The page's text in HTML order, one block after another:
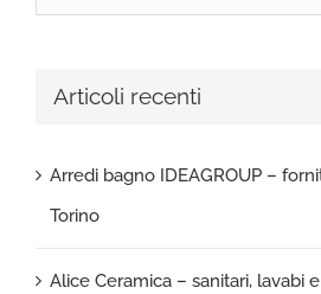
per:
Articoli recenti
Arredi bagno IDEAGROUP –
Torino
Alice Ceramica – sanitari, lavabi